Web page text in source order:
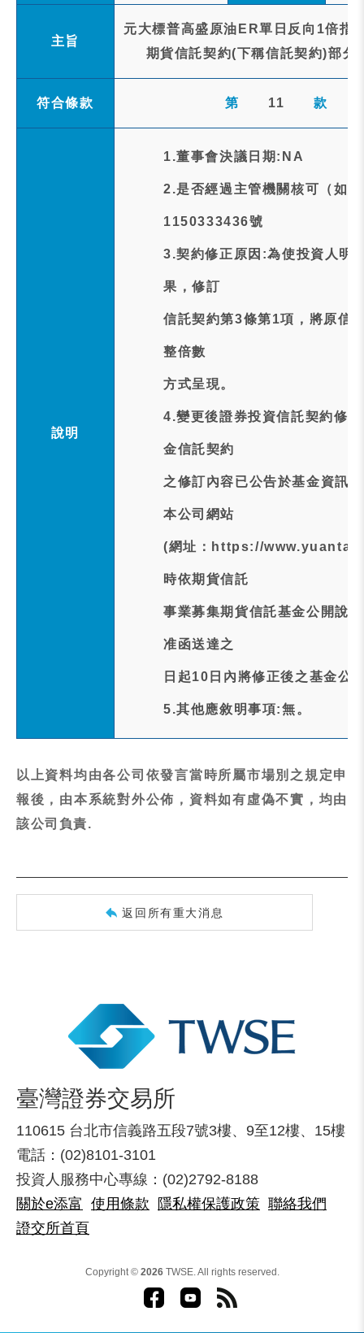
主旨
元大標普高盛原油ER單日反向1倍指
期貨信託契約(下稱信託契約)部分
符合條款 第 11 款
說明
1.董事會決議日期:NA
2.是否經過主管機關核可（如
1150333436號
3.契約修正原因:為使投資人明
果，修訂
信託契約第3條第1項，將原信
整倍數
方式呈現。
4.變更後證券投資信託契約修
金信託契約
之修訂內容已公告於基金資
本公司網站
(網址：https://
時依期貨信託
事業募集期貨信託基金公開說
准函送達之
日起10日內將修正後之基金公
5.其他應敘明事項:無。
以上資料均由各公司依發言當時所屬市場別之規定申
報後，由本系統對外公佈，資料如有虛偽不實，均由
該公司負責.
返回所有重大消息
臺灣證券交易所
110615 台北市信義路五段7號3樓、9至12樓、15樓
電話：(02)8101-3101
投資人服務中心專線：(02)2792-8188
關於e添富 使用條款 隱私權保護政策 聯絡我們
證交所首頁
Copyright © 2026TWSE. All rights reserved.